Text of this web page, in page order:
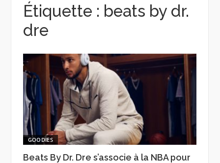
Étiquette : beats by dr.
dre
GOODIES
Beats By Dr. Dre s’associe à la NBA pour